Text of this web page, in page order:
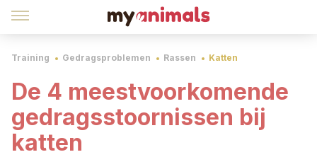
Training Gedragsproblemen Rassen Katten
De 4 meestvoorkomende
gedragsstoornissen bij
katten